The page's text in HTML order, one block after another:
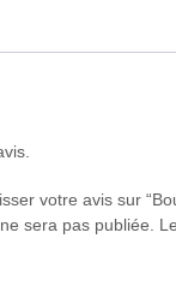
votre avis sur
sera pas publiée.